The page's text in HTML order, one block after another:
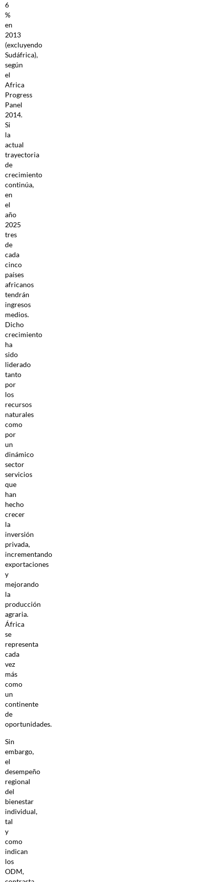
6
%
en
2013
(excluyendo
Sudáfrica),
según
el
Africa
Progress
Panel
2014.
Si
la
actual
trayectoria
de
crecimiento
continúa,
en
el
año
2025
tres
de
cada
cinco
países
africanos
tendrán
ingresos
medios.
Dicho
crecimiento
ha
sido
liderado
tanto
por
los
recursos
naturales
como
por
un
dinámico
sector
servicios
que
han
hecho
crecer
la
inversión
privada,
incrementando
exportaciones
y
mejorando
la
producción
agraria.
África
se
representa
cada
vez
más
como
un
continente
de
oportunidades.
Sin
embargo,
el
desempeño
regional
del
bienestar
individual,
tal
y
como
indican
los
ODM,